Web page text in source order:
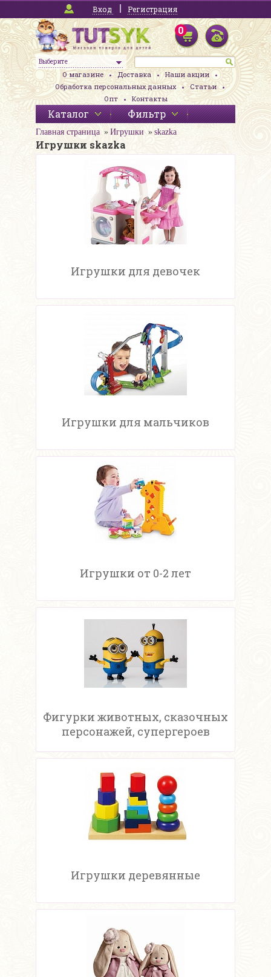
Вход Регистрация
Выберите
0
О магазине Доставка
Наши акции
Обработка персональных данных
Статьи
Опт
Контакты
Каталог Фильтр
Главная страница Игрушки skazka
Игрушки skazka
Игрушки для девочек
Игрушки для мальчиков
Игрушки от 0-2 лет
Фигурки животных, сказочных
персонажей, супергероев
Игрушки деревянные